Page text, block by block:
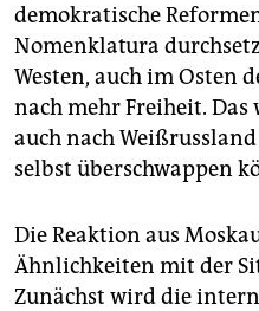
demokratische
Nomenklatura
Westen, auch im Osten
nach mehr Freiheit. Das
auch nach
selbst überschwappen
Die Reaktion aus
Ähnlichkeiten mit der
Zunächst wird die